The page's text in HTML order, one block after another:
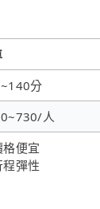
分
人
格便宜
程彈性